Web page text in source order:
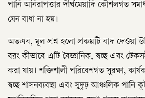
পানি অনিরাপত্তার দীর্ঘমেয়াদি কৌশলগত
যেন বাধা না হয়।
অতএব, মূল প্রশ্ন হলো প্রকল্পটি বাদ দেওয়া
বরং কীভাবে এটি বৈজ্ঞানিক, স্বচ্ছ এবং
করা যায়। শক্তিশালী পরিবেশগত সুরক্ষা,
স্বচ্ছ শাসনব্যবস্থা এবং সুদৃঢ় আঞ্চলিক পানি